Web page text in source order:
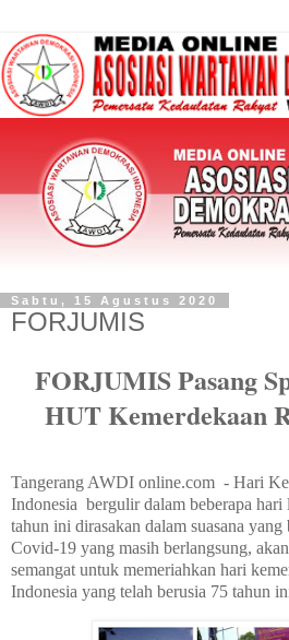
Sabtu, 15 Agustus 2020
FORJUMIS
FORJUMIS Pasang
HUT Kemerdekaan
Tangerang AWDI online.com - Hari
Indonesia bergulir dalam beberapa hari
tahun ini dirasakan dalam suasana yang
Covid-19 yang masih berlangsung,
semangat untuk memeriahkan hari
Indonesia yang telah berusia 75 tahun